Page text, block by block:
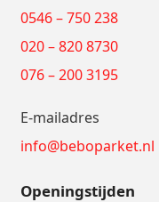
0546 – 750 238
020 – 820 8730
076 – 200 3195
E-mailadres
info@beboparket.nl
Openingstijden